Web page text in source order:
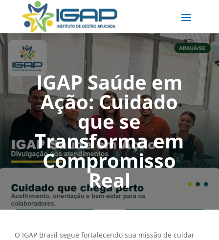
IGAP Saúde em
Ação: Cuidado
que se
Transforma em
Compromisso
Real
O IGAP Brasil segue fortalecendo sua missão de cuidar